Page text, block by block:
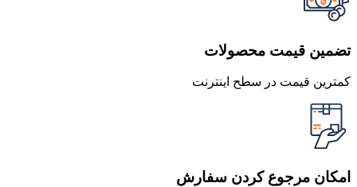
تضمین قیمت محصولات
کمترین قیمت در سطح اینترنت
امکان مرجوع کردن سفارش